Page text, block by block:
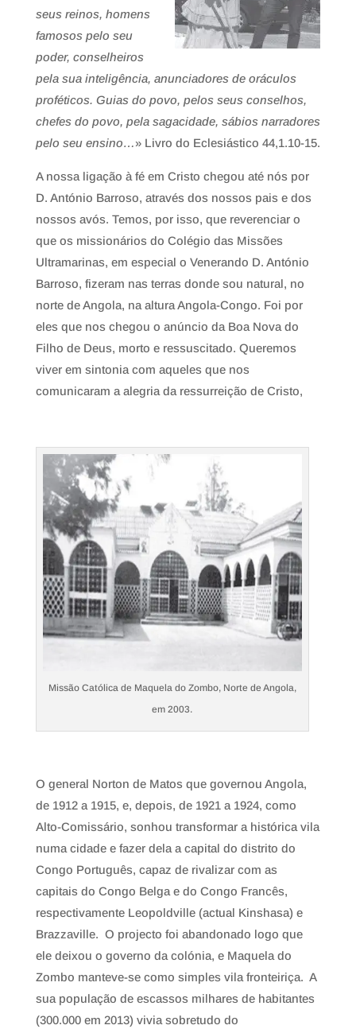
seus reinos, homens
famosos pelo seu
poder, conselheiros
pela sua inteligência, anunciadores de oráculos
proféticos. Guias do povo, pelos seus conselhos,
chefes do povo, pela sagacidade, sábios narradores
pelo seu ensino…» Livro do Eclesiástico 44,1.10-15.
A nossa ligação à fé em Cristo chegou até nós por
D. António Barroso, através dos nossos pais e dos
nossos avós. Temos, por isso, que reverenciar o
que os missionários do Colégio das Missões
Ultramarinas, em especial o Venerando D. António
Barroso, fizeram nas terras donde sou natural, no
norte de Angola, na altura Angola-Congo. Foi por
eles que nos chegou o anúncio da Boa Nova do
Filho de Deus, morto e ressuscitado. Queremos
viver em sintonia com aqueles que nos
comunicaram a alegria da ressurreição de Cristo,
Missão Católica de Maquela do Zombo, Norte de Angola,
em 2003.
O general Norton de Matos que governou Angola,
de 1912 a 1915, e, depois, de 1921 a 1924, como
Alto-Comissário, sonhou transformar a histórica vila
numa cidade e fazer dela a capital do distrito do
Congo Português, capaz de rivalizar com as
capitais do Congo Belga e do Congo Francês,
respectivamente Leopoldville (actual Kinshasa) e
Brazzaville. O projecto foi abandonado logo que
ele deixou o governo da colónia, e Maquela do
Zombo manteve-se como simples vila fronteiriça. A
sua população de escassos milhares de habitantes
(300.000 em 2013) vivia sobretudo do